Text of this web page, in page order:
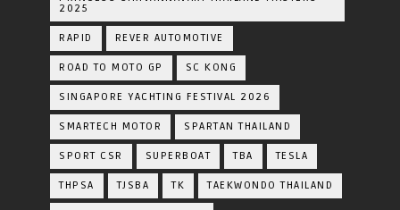
2025
RAPID REVER AUTOMOTIVE
ROAD TO MOTO GP SC KONG
SINGAPORE YACHTING FESTIVAL 2026
SMARTECH MOTOR SPARTAN THAILAND
SPORT CSR SUPERBOAT TBA TESLA
THPSA TJSBA TK TAEKWONDO THAILAND